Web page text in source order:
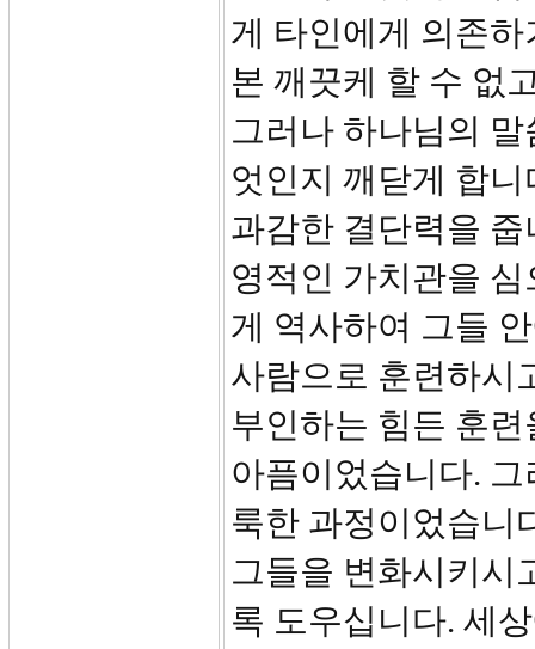
게 타인에게 의존
본 깨끗케 할 수 없
그러나 하나님의
엇인지 깨닫게 합
과감한 결단력을
영적인 가치관을
게 역사하여 그들
사람으로 훈련하시
부인하는 힘든 훈
아픔이었습니다.
룩한 과정이었습니
그들을 변화시키시
록 도우십니다. 세